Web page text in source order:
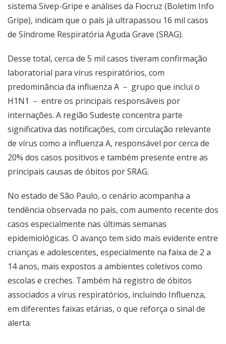
sistema Sivep-Gripe e análises da Fiocruz (Boletim Info
Gripe), indicam que o país já ultrapassou 16 mil casos
de Síndrome Respiratória Aguda Grave (SRAG).
Desse total, cerca de 5 mil casos tiveram confirmação
laboratorial para vírus respiratórios, com
predominância da influenza A － grupo que inclui o
H1N1 － entre os principais responsáveis por
internações. A região Sudeste concentra parte
significativa das notificações, com circulação relevante
de vírus como a influenza A, responsável por cerca de
20% dos casos positivos e também presente entre as
principais causas de óbitos por SRAG.
No estado de São Paulo, o cenário acompanha a
tendência observada no país, com aumento recente dos
casos especialmente nas últimas semanas
epidemiológicas. O avanço tem sido mais evidente entre
crianças e adolescentes, especialmente na faixa de 2 a
14 anos, mais expostos a ambientes coletivos como
escolas e creches. Também há registro de óbitos
associados a vírus respiratórios, incluindo Influenza,
em diferentes faixas etárias, o que reforça o sinal de
alerta.